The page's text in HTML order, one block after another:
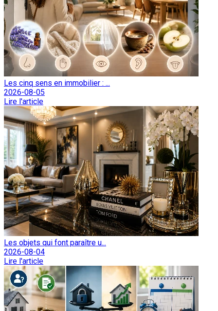
Les cinq sens en immobilier : ...
2026-08-05
Lire l'article
Les objets qui font paraître u...
2026-08-04
Lire l'article